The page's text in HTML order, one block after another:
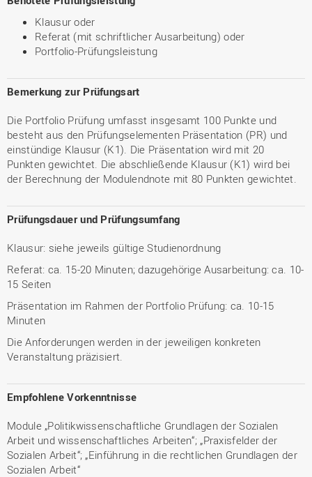
Klausur oder
Referat (mit schriftlicher Ausarbeitung) oder
Portfolio-Prüfungsleistung
Bemerkung zur Prüfungsart
Die Portfolio Prüfung umfasst insgesamt 100 Punkte und
besteht aus den Prüfungselementen Präsentation (PR) und
einstündige Klausur (K1). Die Präsentation wird mit 20
Punkten gewichtet. Die abschließende Klausur (K1) wird bei
der Berechnung der Modulendnote mit 80 Punkten gewichtet.
Prüfungsdauer und Prüfungsumfang
Klausur: siehe jeweils gültige Studienordnung
Referat: ca. 15-20 Minuten; dazugehörige Ausarbeitung: ca. 10-
15 Seiten
Präsentation im Rahmen der Portfolio Prüfung: ca. 10-15
Minuten
Die Anforderungen werden in der jeweiligen konkreten
Veranstaltung präzisiert.
Empfohlene Vorkenntnisse
Module „Politikwissenschaftliche Grundlagen der Sozialen
Arbeit und wissenschaftliches Arbeiten“; „Praxisfelder der
Sozialen Arbeit“; „Einführung in die rechtlichen Grundlagen der
Sozialen Arbeit“